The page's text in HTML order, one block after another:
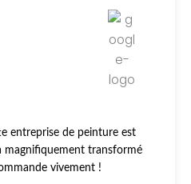
entreprise de peinture est
magnifiquement transformé
vivement !